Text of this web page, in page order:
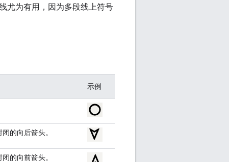
尤为有用，因为多段线上符号
示例
闭的向后箭头。
闭的向前箭头。